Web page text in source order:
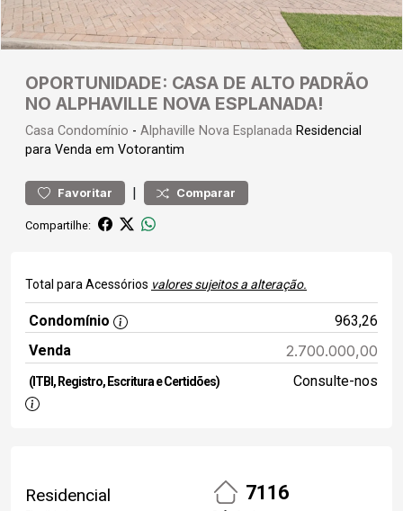
OPORTUNIDADE: CASA DE ALTO PADRÃO
NO ALPHAVILLE NOVA ESPLANADA!
Casa Condomínio - Alphaville Nova Esplanada Residencial
para Venda em Votorantim
Favoritar | Comparar
Compartilhe:
Total para Acessórios valores sujeitos a alteração.
Condomínio
963,26
Venda
2.700.000,00
(ITBI, Registro, Escritura e Certidões) Consulte-nos
Residencial 7116